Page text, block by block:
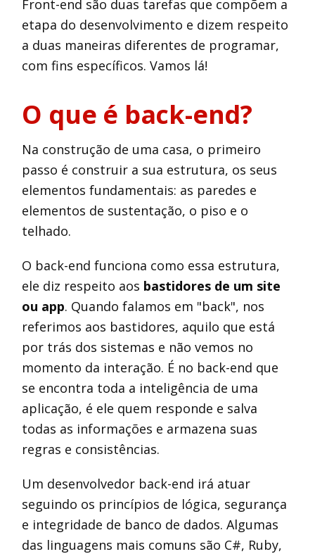
Front-end são duas tarefas que compõem a
etapa do desenvolvimento e dizem respeito
a duas maneiras diferentes de programar,
com fins específicos. Vamos lá!
O que é back-end?
Na construção de uma casa, o primeiro
passo é construir a sua estrutura, os seus
elementos fundamentais: as paredes e
elementos de sustentação, o piso e o
telhado.
O back-end funciona como essa estrutura,
ele diz respeito aos bastidores de um site
ou app. Quando falamos em "back", nos
referimos aos bastidores, aquilo que está
por trás dos sistemas e não vemos no
momento da interação. É no back-end que
se encontra toda a inteligência de uma
aplicação, é ele quem responde e salva
todas as informações e armazena suas
regras e consistências.
Um desenvolvedor back-end irá atuar
seguindo os princípios de lógica, segurança
e integridade de banco de dados. Algumas
das linguagens mais comuns são C#, Ruby,